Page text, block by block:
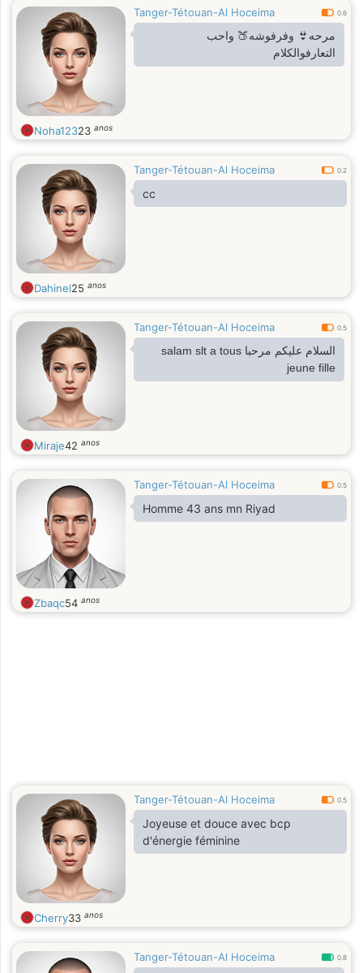
Tanger-Tétouan-Al Hoceima 0.6
مرحه👙 وفرفوشه🍑 واحب
التعارفوالكلام
Noha12323 anos
Tanger-Tétouan-Al Hoceima 0.2
cc
Dahinel25 anos
Tanger-Tétouan-Al Hoceima 0.5
السلام عليكم مرحبا salam slt a tous
jeune fille
Miraje42 anos
Tanger-Tétouan-Al Hoceima 0.5
Homme 43 ans mn Riyad
Zbaqc54 anos
Tanger-Tétouan-Al Hoceima 0.5
Joyeuse et douce avec bcp
d'énergie féminine
Cherry33 anos
Tanger-Tétouan-Al Hoceima 0.8